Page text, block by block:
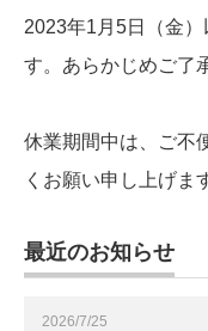
2023年1月5日（金
す。あらかじめご了
休業期間中は、ご不
くお願い申し上げま
最近のお知らせ
2026/7/25